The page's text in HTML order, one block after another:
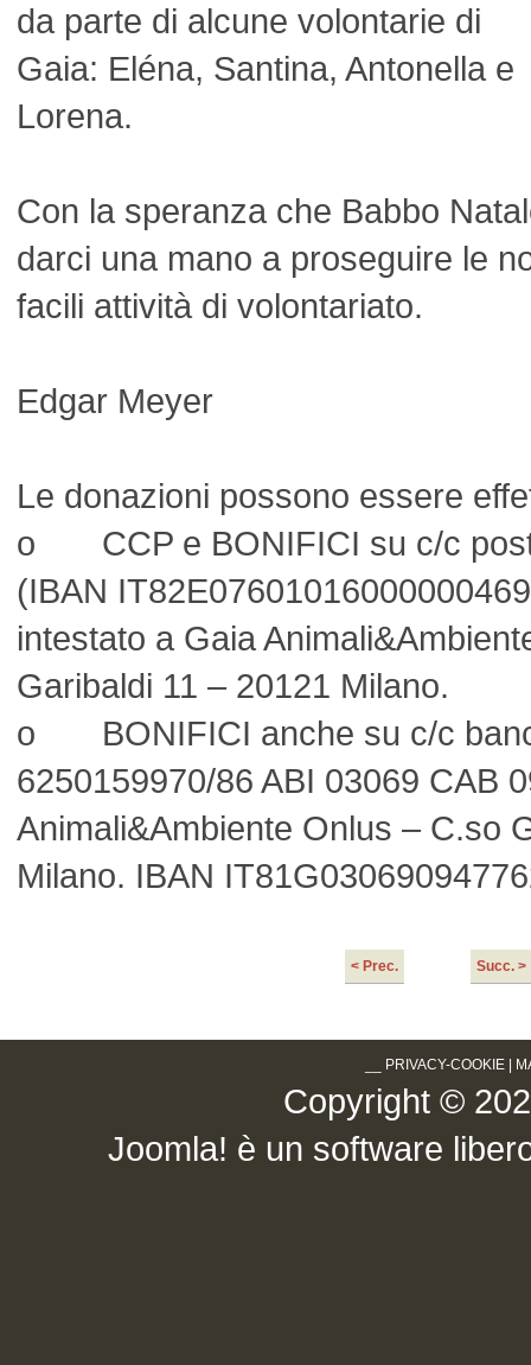
da parte di alcune volontarie di
Gaia: Eléna, Santina, Antonella e
Lorena.
Con la speranza che Babbo
darci una mano a proseguire le
facili attività di volontariato.
Edgar Meyer
Le donazioni possono essere
o CCP e BONIFICI su c/c
(IBAN
intestato a Gaia
Garibaldi 11 – 20121 Milano.
o BONIFICI anche su c/c
6250159970/86 ABI 03069 CAB
Animali&Ambiente Onlus – C.so
Milano. IBAN
< Prec. Succ. >
PRIVACY-COOKIE
Copyright ©
Joomla! è un software